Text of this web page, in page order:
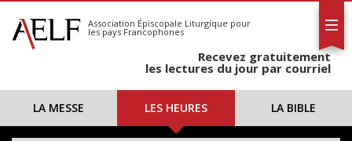
S'abonner
Calendrier
Association Épiscopale Liturgique pour
les pays Francophones
Recevez gratuitement
les lectures du jour par courriel
LA MESSE LES HEURES LA BIBLE